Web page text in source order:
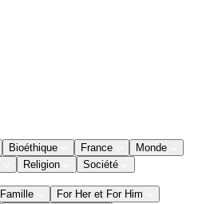
Bioéthique France
Monde
Religion Société
Famille
For Her et For Him